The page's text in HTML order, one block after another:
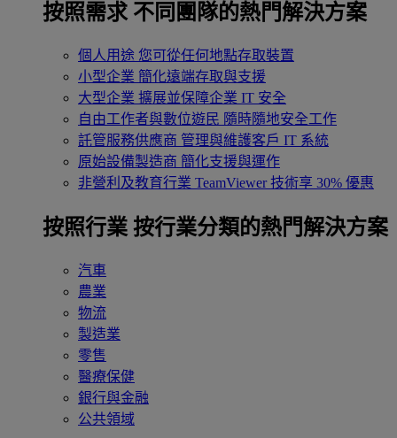
按照需求 不同團隊的熱門解決方案
個人用途 您可從任何地點存取裝置
小型企業 簡化遠端存取與支援
大型企業 擴展並保障企業 IT 安全
自由工作者與數位遊民 隨時隨地安全工作
託管服務供應商 管理與維護客戶 IT 系統
原始設備製造商 簡化支援與運作
非營利及教育行業 TeamViewer 技術享 30% 優惠
按照行業 按行業分類的熱門解決方案
汽車
農業
物流
製造業
零售
醫療保健
銀行與金融
公共領域